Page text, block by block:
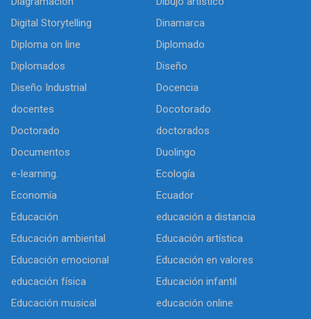
Digital Storytelling
Dinamarca
Diploma on line
Diplomado
Diplomados
Diseño
Diseño Industrial
Docencia
docentes
Docotorado
Doctorado
doctorados
Documentos
Duolingo
e-learning.
Ecología
Economía
Ecuador
Educación
educación a distancia
Educación ambiental
Educación artística
Educación emocional
Educación en valores
educación física
Educación infantil
Educación musical
educación online